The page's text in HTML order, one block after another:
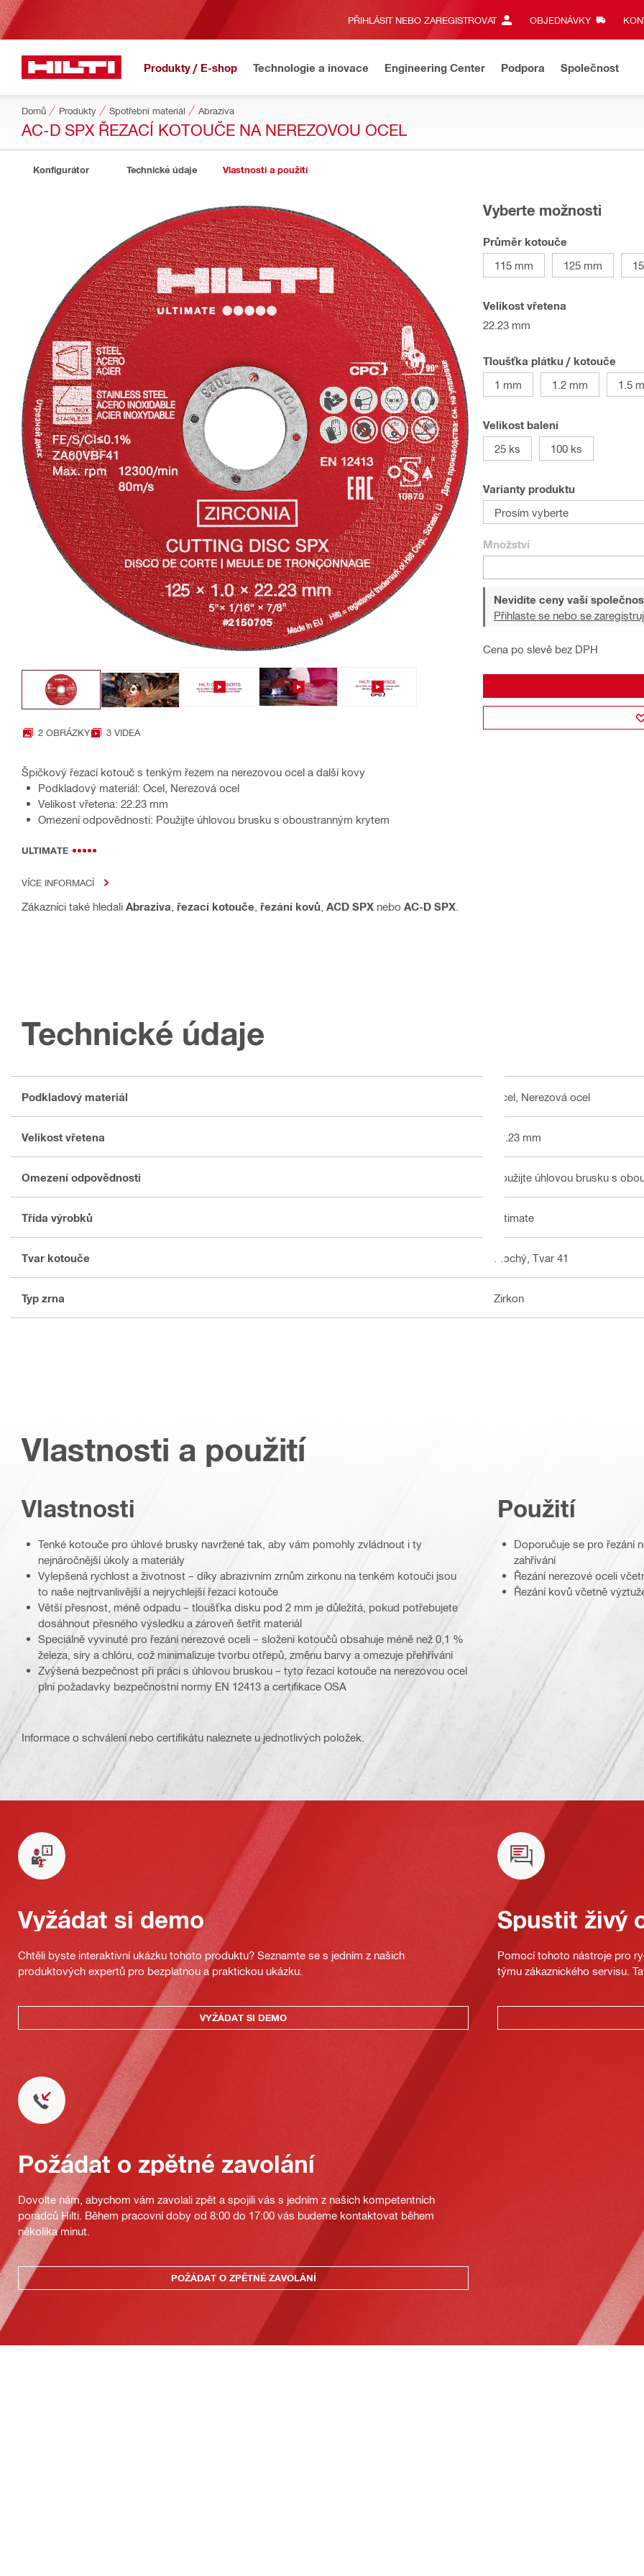
PŘIHLÁSIT NEBO ZAREGISTROVAT OBJEDNÁVKY
Produkty / E-shop Technologie a inovace Engineering Center Podpora Společnost
Domů Produkty Spotřební materiál Abraziva
AC-D SPX ŘEZACÍ KOTOUČE NA NEREZOVOU OCEL
Konfigurátor Technické údaje Vlastnosti a použití
2 OBRÁZKY 3 VIDEA
Špičkový řezací kotouč s tenkým řezem na nerezovou ocel a další kovy
Podkladový materiál: Ocel, Nerezová ocel
Velikost vřetena: 22.23 mm
Omezení odpovědnosti: Použijte úhlovou brusku s oboustranným krytem
ULTIMATE
VÍCE INFORMACÍ
Zákazníci také hledali Abraziva řezací kotouče řezání kovů ACD SPX nebo AC-D SPX
Vyberte možnosti
Průměr kotouče
115 mm
125 mm
Velikost vřetena
22.23 mm
Tloušťka plátku / kotouče
1 mm
1.2 mm 1.5
Velikost balení
25 ks
100 ks
Varianty produktu
Prosím vyberte
Množství
Nevidíte ceny vaší
Přihlaste se nebo se
Cena po slevě bez DPH
Technické údaje
Podkladový materiál Ocel, Nerezová ocel
Velikost vřetena 22.23 mm
Omezení odpovědnosti Použijte úhlovou brusku s
Třída výrobků Ultimate
Tvar kotouče Plochý, Tvar 41
Typ zrna Zirkon
Vlastnosti a použití
Vlastnosti
Tenké kotouče pro úhlové brusky navržené tak, aby vám pomohly zvládnout i ty
nejnáročnější úkoly a materiály
Vylepšená rychlost a životnost – díky abrazivním zrnům zirkonu na tenkém kotouči jsou
to naše nejtrvanlivější a nejrychlejší řezací kotouče
Větší přesnost, méně odpadu – tloušťka disku pod 2 mm je důležitá, pokud potřebujete
dosáhnout přesného výsledku a zároveň šetřit materiál
Speciálně vyvinuté pro řezání nerezové oceli – složení kotoučů obsahuje méně než 0,1 %
železa, síry a chlóru, což minimalizuje tvorbu otřepů, změnu barvy a omezuje přehřívání
Zvýšená bezpečnost při práci s úhlovou bruskou – tyto řezací kotouče na nerezovou ocel
plní požadavky bezpečnostní normy EN 12413 a certifikace OSA
Použití
Doporučuje se pro řezání
zahřívání
Řezání nerezové oceli
Řezání kovů včetně
Informace o schválení nebo certifikátu naleznete u jednotlivých položek.
Vyžádat si demo
Chtěli byste interaktivní ukázku tohoto produktu? Seznamte se s jedním z našich
produktových expertů pro bezplatnou a praktickou ukázku.
VYŽÁDAT SI DEMO
Spustit živý
Pomocí tohoto nástroje pro
týmu zákaznického servisu.
Požádat o zpětné zavolání
Dovolte nám, abychom vám zavolali zpět a spojili vás s jedním z našich kompetentních
poradců Hilti. Během pracovní doby od 8:00 do 17:00 vás budeme kontaktovat během
několika minut.
POŽÁDAT O ZPĚTNÉ ZAVOLÁNÍ